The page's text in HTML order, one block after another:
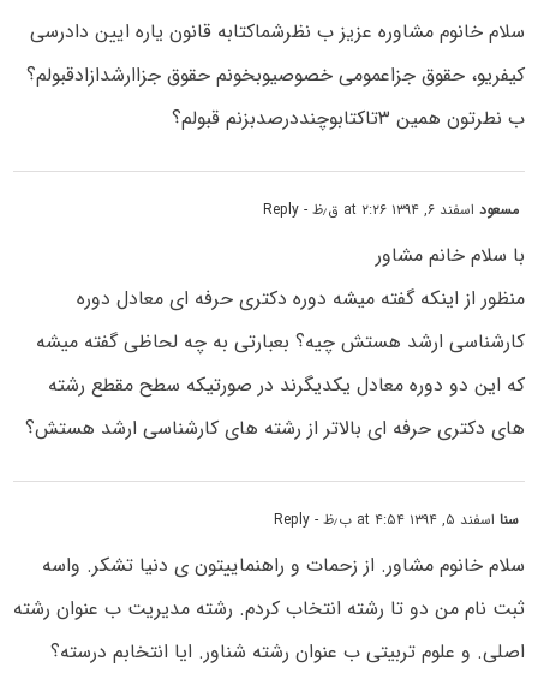
سلام خانوم مشاوره عزیز ب نظرشماکتابه قانون یاره ایین دادرسی
کیفریو، حقوق جزاعمومی خصوصیوبخونم حقوق جزاارشدازادقبولم؟
ب نطرتون همین ۳تاکتابوچنددرصدبزنم قبولم؟
مسعوداسفند ۶, ۱۳۹۴ at ۲:۲۶ ق٫ظ - Reply
با سلام خانم مشاور
منظور از اینکه گفته میشه دوره دکتری حرفه ای معادل دوره
کارشناسی ارشد هستش چیه؟ بعبارتی به چه لحاظی گفته میشه
که این دو دوره معادل یکدیگرند در صورتیکه سطح مقطع رشته
های دکتری حرفه ای بالاتر از رشته های کارشناسی ارشد هستش؟
سنااسفند ۵, ۱۳۹۴ at ۴:۵۴ ب٫ظ - Reply
سلام خانوم مشاور. از زحمات و راهنماییتون ی دنیا تشکر. واسه
ثبت نام من دو تا رشته انتخاب کردم. رشته مدیریت ب عنوان رشته
اصلی. و علوم تربیتی ب عنوان رشته شناور. ایا انتخابم درسته؟